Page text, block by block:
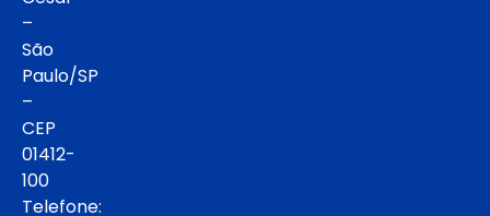
–
São
Paulo/SP
–
CEP
01412-
100
Telefone: